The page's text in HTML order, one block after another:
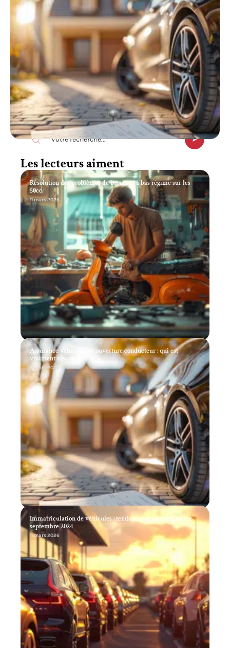
Recherche
Les lecteurs aiment
Résolution des problèmes de broutage à bas régime sur les
50cc
11 mars 2026
Assurance véhicule et couverture conducteur : qui est
vraiment assuré ?
11 mars 2026
Immatriculation de véhicules : tendances et statistiques de
septembre 2024
11 mars 2026